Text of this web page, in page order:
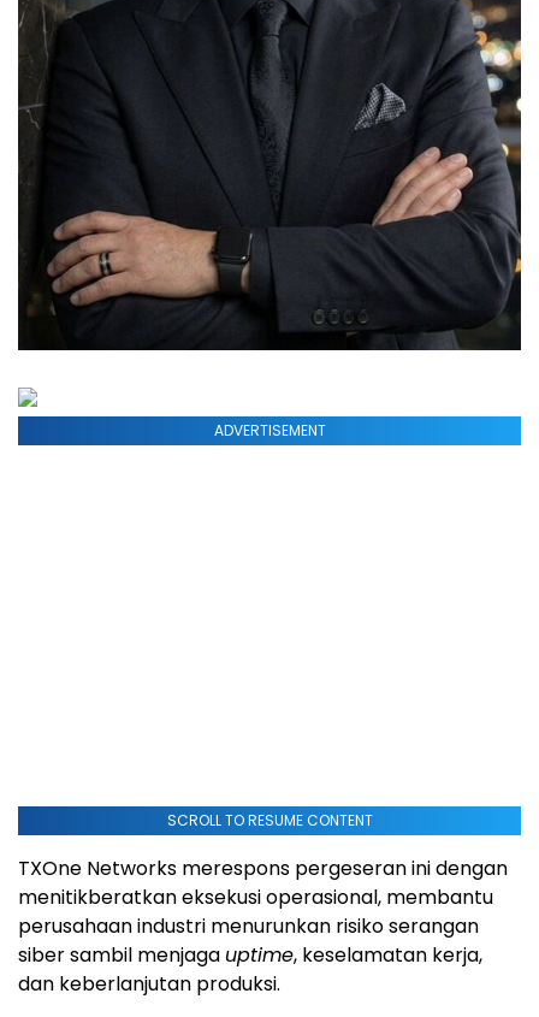
ADVERTISEMENT
SCROLL TO RESUME CONTENT
TXOne Networks merespons pergeseran ini dengan
menitikberatkan eksekusi operasional, membantu
perusahaan industri menurunkan risiko serangan
siber sambil menjaga uptime, keselamatan kerja,
dan keberlanjutan produksi.